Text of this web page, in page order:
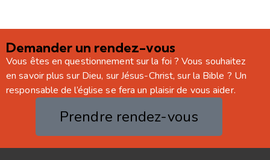
Demander un rendez-vous
Vous êtes en questionnement sur la foi ? Vous souhaitez
en savoir plus sur Dieu, sur Jésus-Christ, sur la Bible ? Un
responsable de l’église se fera un plaisir de vous aider.
Prendre rendez-vous